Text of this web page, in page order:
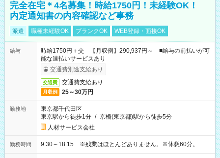
完全在宅＊4名募集！時給1750円！未経験OK！
内定通知書の内容確認など事務
派遣 職種未経験OK ブランクOK WEB登録・面接OK
給与
時給1750円＋交 【月収例】290,937円～ ■給与の前払いが可
能な速払いサービスあり
交通費別途支給あり
交通費 交通費支給あり
月収例 25～30万円
勤務地
東京都千代田区
東京駅から徒歩1分 / 京橋(東京都)駅から徒歩5分
人材サービス会社
勤務時間 9:30～18:15 ※残業はほとんどありません。※休憩60分。